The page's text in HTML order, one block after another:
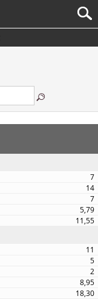
7
14
7
5,79
11,55
11
5
2
8,95
18,30